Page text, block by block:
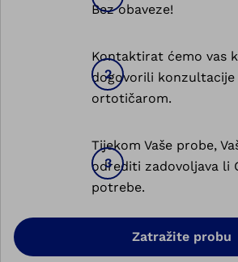
Bez obaveze!
Kontaktirat ćemo vas
dogovorili
ortotičarom.
Tijekom Vaše probe,
odrediti zadovoljava li
potrebe.
Zatražite probu